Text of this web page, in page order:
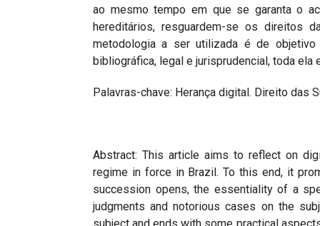
ao mesmo tempo em que se garanta o
hereditários, resguardem-se os direitos
metodologia a ser utilizada é de objetivo
bibliográfica, legal e jurisprudencial, toda ela
Palavras-chave: Herança digital. Direito das
Abstract: This article aims to reflect on
regime in force in Brazil. To this end, it
succession opens, the essentiality of a
judgments and notorious cases on the